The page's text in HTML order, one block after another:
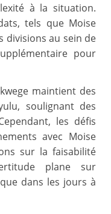
à la situation.
tels que Moise
divisions au sein de
pour
maintient des
soulignant des
les défis
avec Moise
sur la faisabilité
plane sur
dans les jours à